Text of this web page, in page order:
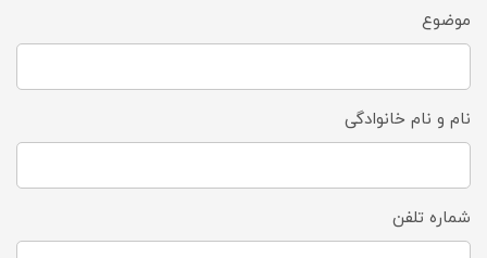
موضوع
نام و نام خانوادگی
شماره تلفن